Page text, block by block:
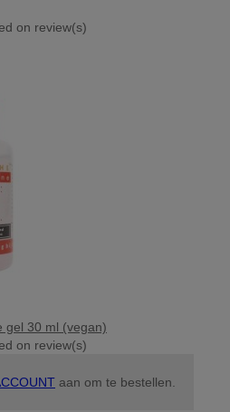
on review(s)
gel 30 ml (vegan)
on review(s)
aan om te bestellen.